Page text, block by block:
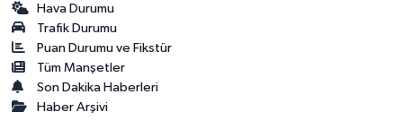
Hava Durumu
Trafik Durumu
Puan Durumu ve Fikstür
Tüm Manşetler
Son Dakika Haberleri
Haber Arşivi